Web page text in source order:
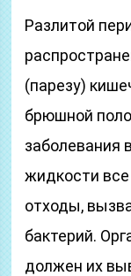
Разлитой
(парезу)
брюшной
заболевания
жидкости
отходы,
бактерий.
должен их